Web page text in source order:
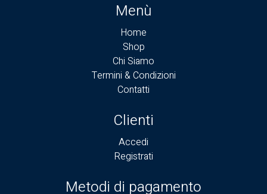
Menù
Home
Shop
Chi Siamo
Termini & Condizioni
Contatti
Clienti
Accedi
Registrati
Metodi di pagamento